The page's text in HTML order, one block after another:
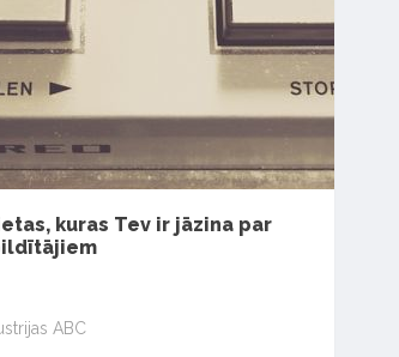
kuras Tev ir jāzina par
ABC